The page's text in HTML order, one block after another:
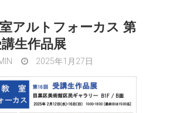
アルトフォーカス 第
生作品展
2025年1月27日